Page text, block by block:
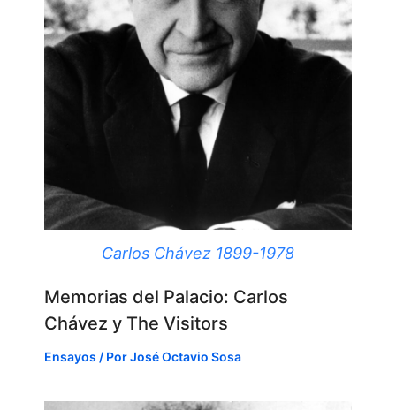
Carlos Chávez 1899-1978
Memorias del Palacio: Carlos
Chávez y The Visitors
Ensayos / PorJosé Octavio Sosa